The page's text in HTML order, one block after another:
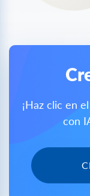
¡Haz clic en
con